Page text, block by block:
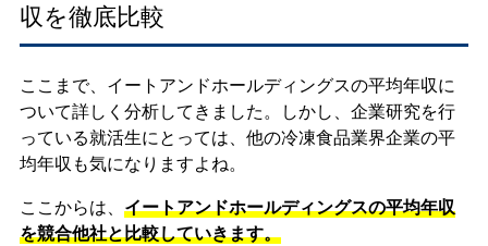
収を徹底比較
ここまで、イートアンドホールディングスの平均年収に
ついて詳しく分析してきました。しかし、企業研究を行
っている就活生にとっては、他の冷凍食品業界企業の平
均年収も気になりますよね。
ここからは、 イートアンドホールディングスの平均年収
を競合他社と比較していきます。